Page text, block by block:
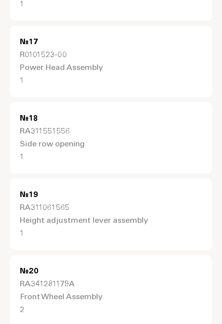
1
№17
R0101523-00
Power Head Assembly
1
№18
RA311551556
Side row opening
1
№19
RA311061565
Height adjustment lever assembly
1
№20
RA341281179A
Front Wheel Assembly
2